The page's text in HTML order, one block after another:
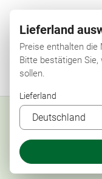
Menü
Lieferland
Preise enthalten
Bitte bestätigen Sie,
sollen.
Lieferland